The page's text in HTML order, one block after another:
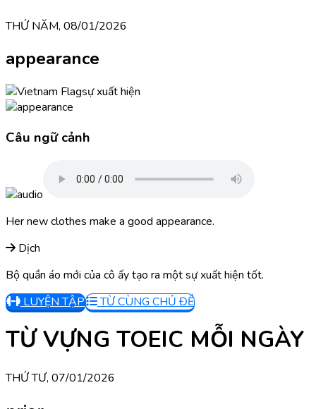
THỨ NĂM, 08/01/2026
appearance
sự xuất hiện
Câu ngữ cảnh
Her new clothes make a good appearance.
Dịch
Bộ quần áo mới của cô ấy tạo ra một sự xuất hiện tốt.
LUYỆN TẬP
TỪ CÙNG CHỦ ĐỀ
TỪ VỰNG TOEIC MỖI NGÀY
THỨ TƯ, 07/01/2026